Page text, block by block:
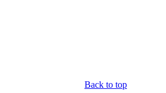
Back to top